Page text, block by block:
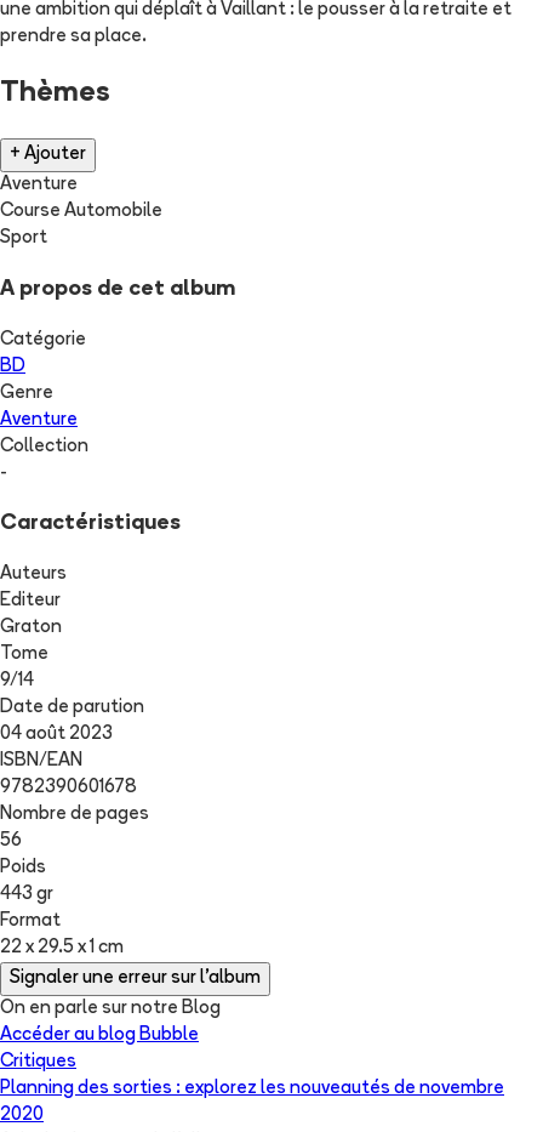
une ambition qui déplaît à Vaillant : le pousser à la retraite et
prendre sa place.
Thèmes
+ Ajouter
Aventure
Course Automobile
Sport
A propos de cet album
Catégorie
BD
Genre
Aventure
Collection
-
Caractéristiques
Auteurs
Editeur
Graton
Tome
9/14
Date de parution
04 août 2023
ISBN/EAN
9782390601678
Nombre de pages
56
Poids
443 gr
Format
22 x 29.5 x 1 cm
Signaler une erreur sur l'album
On en parle sur notre Blog
Accéder au blog Bubble
Critiques
Planning des sorties : explorez les nouveautés de novembre
2020